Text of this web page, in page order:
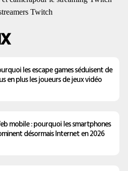
les escape games séduisent de
en plus les joueurs de jeux vidéo
mobile : pourquoi les smartphones
désormais Internet en 2026